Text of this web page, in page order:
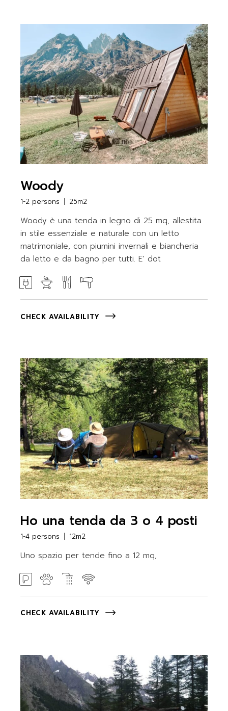
Woody
1-2 persons 25m2
Woody è una tenda in legno di 25 mq, allestita
in stile essenziale e naturale con un letto
matrimoniale, con piumini invernali e biancheria
da letto e da bagno per tutti. E’ dot
CHECK AVAILABILITY
Ho una tenda da 3 o 4 posti
1-4 persons 12m2
Uno spazio per tende fino a 12 mq,
CHECK AVAILABILITY